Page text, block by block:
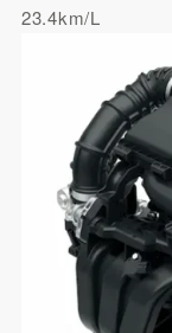
23.4km/L